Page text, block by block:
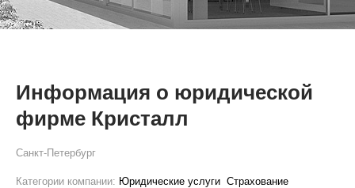
Информация о юридической
фирме Кристалл
Санкт-Петербург
Категории компании: Юридические услуги Страхование